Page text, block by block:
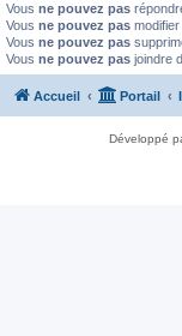
Vous ne pouvez pas
Vous ne pouvez pas
Vous ne pouvez pas
Vous ne pouvez pas joindre
Accueil Portail
Développé